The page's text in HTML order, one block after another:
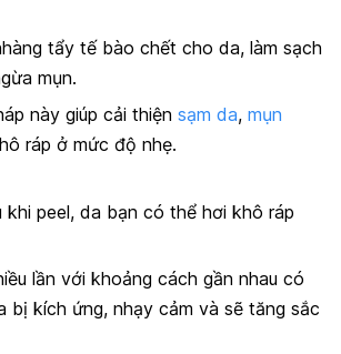
tẩy tế bào chết cho da, làm sạch
mụn.
này giúp cải thiện sạm da, mụn
ráp ở mức độ nhẹ.
khi peel, da bạn có thể hơi khô ráp
lần với khoảng cách gần nhau có
bị kích ứng, nhạy cảm và sẽ tăng sắc